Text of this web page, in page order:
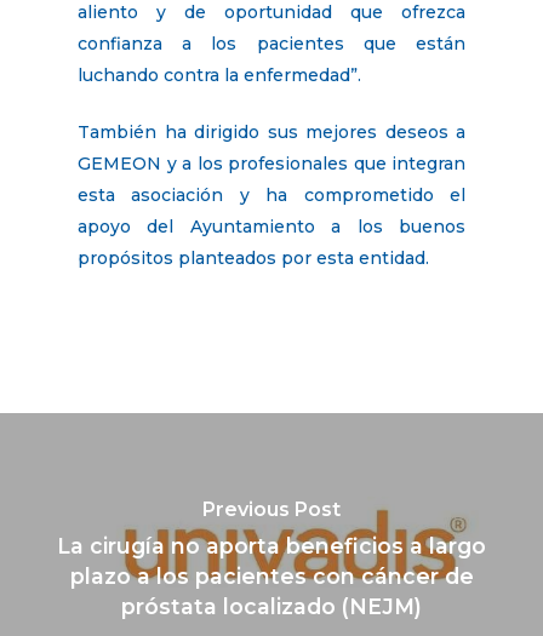
aliento y de oportunidad que ofrezca
confianza a los pacientes que están
luchando contra la enfermedad”.
También ha dirigido sus mejores deseos a
GEMEON y a los profesionales que integran
esta asociación y ha comprometido el
apoyo del Ayuntamiento a los buenos
propósitos planteados por esta entidad.
Previous Post
La cirugía no aporta beneficios a largo
plazo a los pacientes con cáncer de
próstata localizado (NEJM)